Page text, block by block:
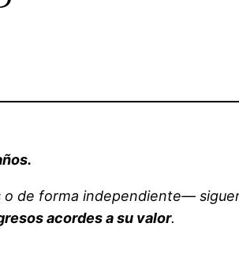
de forma independiente—
acordes a su valor.